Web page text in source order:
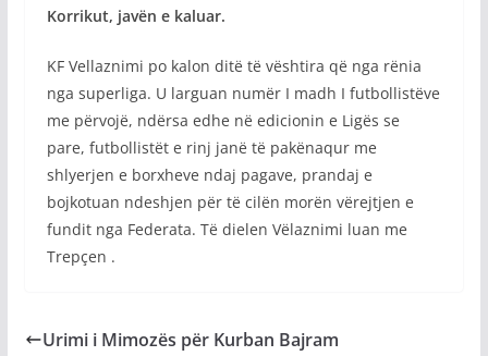
Korrikut, javën e kaluar.
KF Vellaznimi po kalon ditë të vështira që nga rënia
nga superliga. U larguan numër I madh I futbollistëve
me përvojë, ndërsa edhe në edicionin e Ligës se
pare, futbollistët e rinj janë të pakënaqur me
shlyerjen e borxheve ndaj pagave, prandaj e
bojkotuan ndeshjen për të cilën morën vërejtjen e
fundit nga Federata. Të dielen Vëlaznimi luan me
Trepçen .
Urimi i Mimozës për Kurban Bajram